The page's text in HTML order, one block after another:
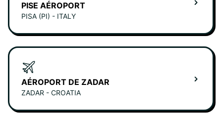
PISE AÉROPORT
PISA (PI) - ITALY
AÉROPORT DE ZADAR
ZADAR - CROATIA